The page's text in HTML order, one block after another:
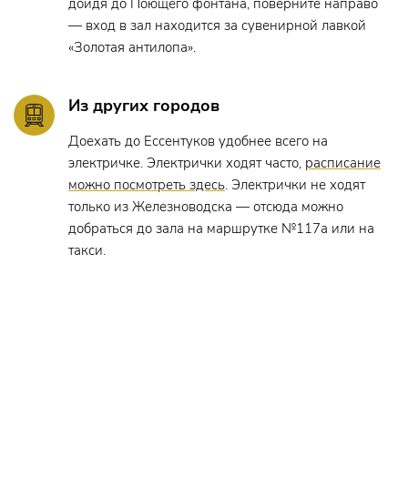
Осветительский цех –Сергей Чеботарев
Монтировочный цех –Павел Шаповалов
Помощник режиссера –
ДЕЙСТВУЮЩИЕ ЛИЦА:
ХАНУМА, сваха –Ксения Трофимова
КАБАТО, сваха –Ольга Захарьева
КНЯЗЬ ВАНО ПАНТИАШВИЛИ –Михаил Ходжигиров
КОТЕ, его племянник –
— вход в зал находится за сувенирной лавкой
«Золотая антилопа».
Из других городов
Доехать до Ессентуков удобнее всего на
электричке. Электрички ходят часто, расписание
можно посмотреть здесь. Электрички не ходят
только из Железноводска — отсюда можно
добраться до зала на маршрутке №117а или на
такси.